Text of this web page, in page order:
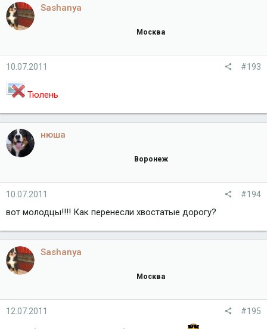
Sashanya
Москва
10.07.2011 #193
Тюлень
нюша
Воронеж
10.07.2011 #194
вот молодцы!!!! Как перенесли хвостатые дорогу?
Sashanya
Москва
12.07.2011 #195